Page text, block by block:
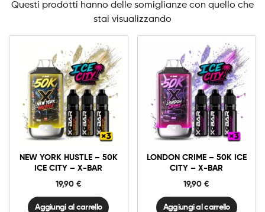
Questi prodotti hanno delle somiglianze con quello che
stai visualizzando
NEW YORK HUSTLE – 50K
ICE CITY – X-BAR
19,90 €
10mg 20mg
New
York
Hustle
50K
Ice
City
-
X-
BAR
quantità
Aggiungi al carrello
LONDON CRIME – 50K ICE
CITY – X-BAR
19,90€
10mg 20mg
London
Crime
-
Ice
City
X-
BAR
quantità
Aggiungi al carrello